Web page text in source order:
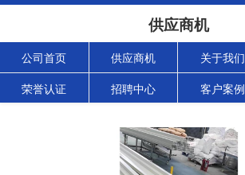
供应商机
公司首页 供应商机 关于我们
荣誉认证 招聘中心 客户案例